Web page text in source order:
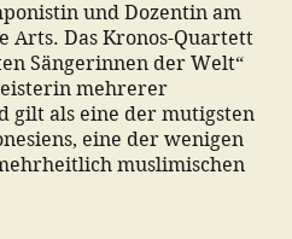
und Dozentin am
Arts. Das Kronos-Quartett
Sängerinnen der Welt“
mehrerer
gilt als eine der mutigsten
eine der wenigen
muslimischen